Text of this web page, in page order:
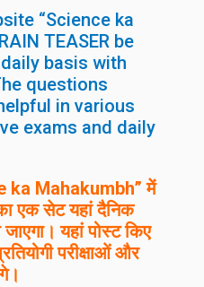
“Science ka
TEASER be
basis with
questions
in various
exams and daily
ka Mahakumbh” में
एक सेट यहां दैनिक
यहां पोस्ट किए
परीक्षाओं और